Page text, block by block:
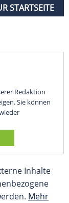
STARTSEITE
Redaktion
Sie können
Inhalte
Mehr